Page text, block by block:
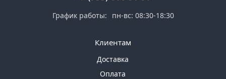
График работы: пн-вс: 08:30-18:30
Клиентам
Доставка
Оплата